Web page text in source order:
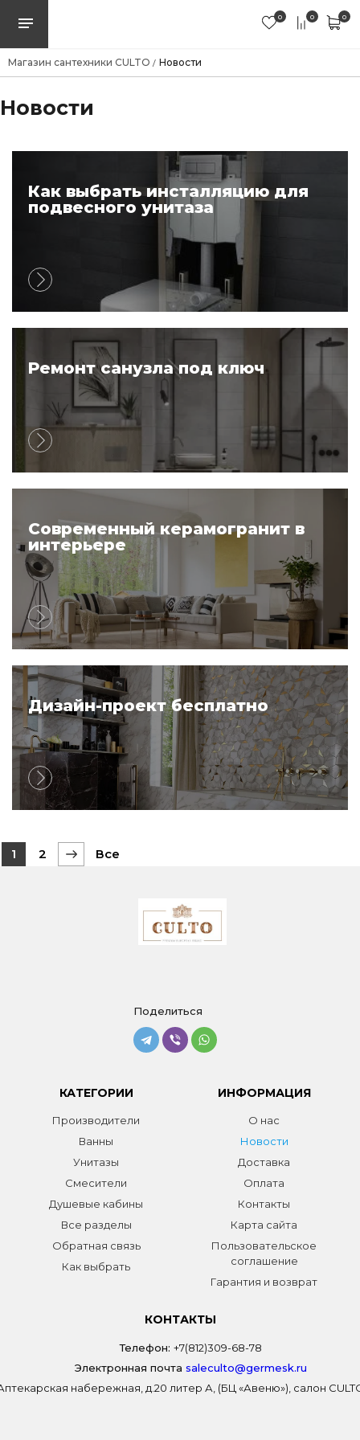
0 0 0
Магазин сантехники CULTO / Новости
Новости
Как выбрать инсталляцию для
подвесного унитаза
Ремонт санузла под ключ
Современный керамогранит в
интерьере
Дизайн-проект бесплатно
1 2 Все
Поделиться
КАТЕГОРИИ
Производители
Ванны
Унитазы
Смесители
Душевые кабины
Все разделы
Обратная связь
Как выбрать
ИНФОРМАЦИЯ
О нас
Новости
Доставка
Оплата
Контакты
Карта сайта
Пользовательское
соглашение
Гарантия и возврат
КОНТАКТЫ
Телефон: +7(812)309-68-78
Электронная почта saleculto@germesk.ru
набережная, д.20 литер А, (БЦ «Авеню»), салон